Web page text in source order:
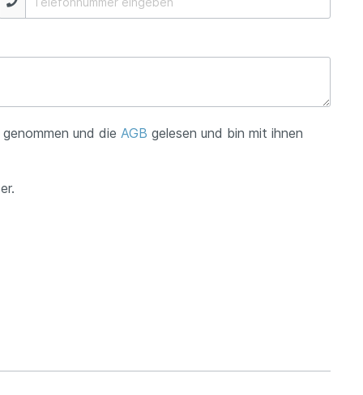
und die AGB gelesen und bin mit ihnen